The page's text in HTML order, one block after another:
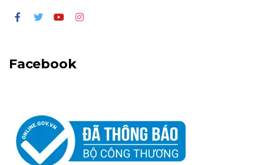
Facebook